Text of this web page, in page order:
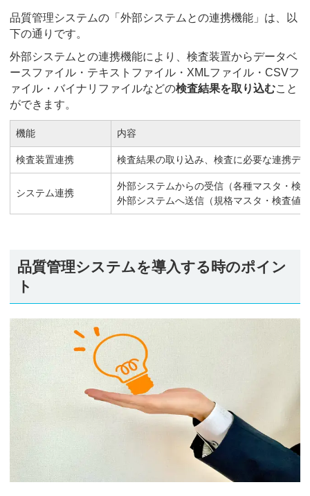
品質管理システムの「外部システムとの連携機能」は、以
下の通りです。
外部システムとの連携機能により、検査装置からデータベ
ースファイル・テキストファイル・XMLファイル・CSVフ
ァイル・バイナリファイルなどの検査結果を取り込むこと
ができます。
機能 内容
検査装置連携 検査結果の取り込み、検査に必要な連携デ
システム連携
外部システムからの受信（各種マスタ・検
外部システムへ送信（規格マスタ・検査値
品質管理システムを導入する時のポイン
ト